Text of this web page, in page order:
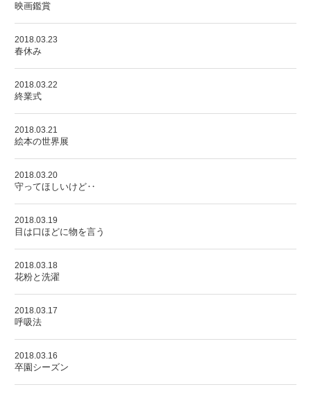
映画鑑賞
2018.03.23
春休み
2018.03.22
終業式
2018.03.21
絵本の世界展
2018.03.20
守ってほしいけど‥
2018.03.19
目は口ほどに物を言う
2018.03.18
花粉と洗濯
2018.03.17
呼吸法
2018.03.16
卒園シーズン